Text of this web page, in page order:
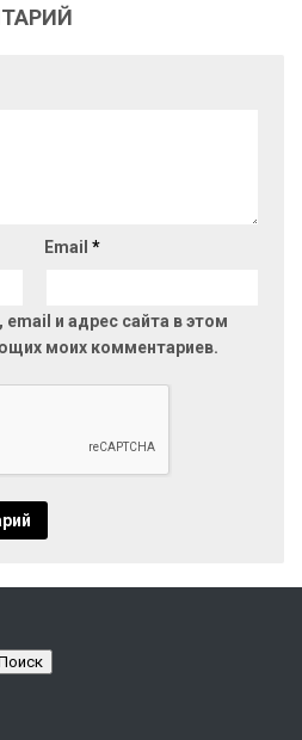
Email *
и адрес сайта в этом
моих комментариев.